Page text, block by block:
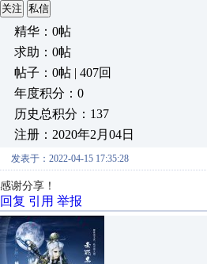
关注 私信
精华：0帖
求助：0帖
帖子：0帖 | 407回
年度积分：0
历史总积分：137
注册：2020年2月04日
发表于：2022-04-15 17:35:28
感谢分享！
回复 引用 举报